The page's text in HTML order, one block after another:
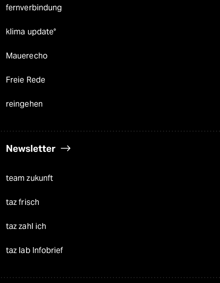
fernverbindung
klima update°
Mauerecho
Freie Rede
reingehen
Newsletter
team zukunft
taz frisch
taz zahl ich
taz lab Infobrief